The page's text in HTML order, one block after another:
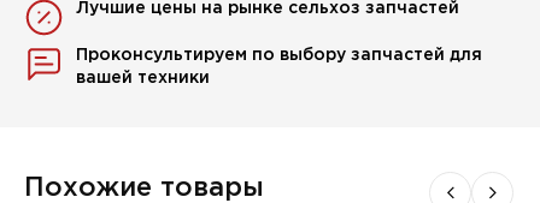
Лучшие цены на рынке сельхоз запчастей
Проконсультируем по выбору запчастей для
вашей техники
Похожие товары